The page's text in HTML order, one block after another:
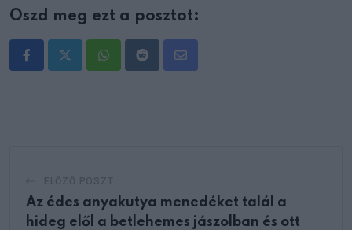
Oszd meg ezt a posztot:
WhatsappRedditShare
Az édes anyakutya menedéket talál a
hideg elől a betlehemes jászolban és ott